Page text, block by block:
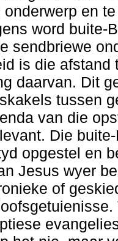
onderwerp en
word buite-
sendbriewe
is die
daarvan. Dit
tussen
van die
Die
opgestel en
Jesus wyer
of